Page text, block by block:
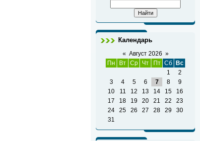
Календарь
« Август 2026 »
Пн
Вт Ср Чт Пт Сб
Вс
1
2
3
4 5 6 7 8
9
10
11 12 13 14 15
16
17
18 19 20 21 22
23
24
25 26 27 28 29
30
31